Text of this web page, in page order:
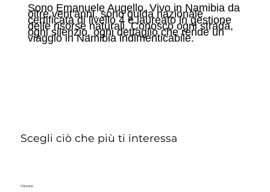
Sono Emanuele Augello. Vivo in Namibia da
oltre vent'anni, sono guida nazionale
certificata di livello 4 e laureato in gestione
delle risorse naturali. Conosco ogni strada,
ogni silenzio, ogni dettaglio che rende un
viaggio in Namibia indimenticabile.
Scegli ciò che più ti interessa
Chi sono